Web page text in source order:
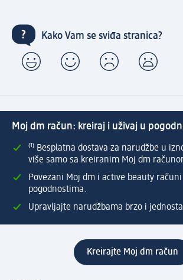
Kako Vam se sviđa stranica?
Moj dm račun: kreiraj i uživaj u
⁽¹⁾ Besplatna dostava za narudžbe u
više samo sa kreiranim Moj dm
Povezani Moj dm i active beauty
pogodnostima.
Upravljajte narudžbama brzo i
Kreirajte Moj dm račun